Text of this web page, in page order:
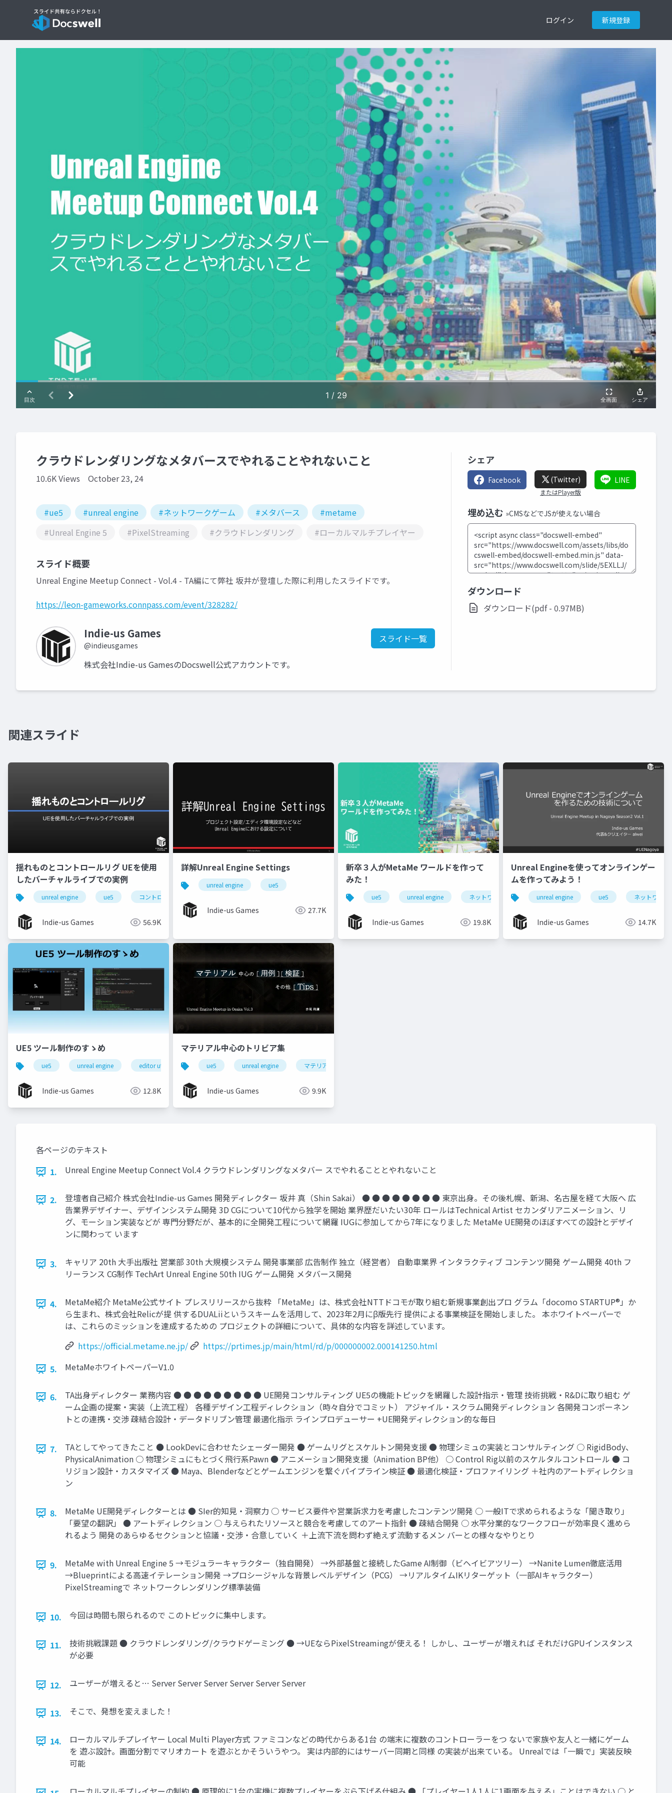
ログイン 新規登録
クラウドレンダリングなメタバースでやれることやれないこと
10.6K Views October 23, 24
#ue5 #unreal engine #ネットワークゲーム #メタバース
#metame
#Unreal Engine 5
#PixelStreaming #クラウドレンダリング #ローカルマルチプレイヤー
スライド概要
Unreal Engine Meetup Connect - Vol.4 - TA編にて弊社 坂井が登壇した際に利用したスライドです。
https://leon-gameworks.connpass.com/event/328282/
Indie-us Games
@indieusgames
スライド一覧
株式会社Indie-us GamesのDocswell公式アカウントです。
シェア
Facebook (Twitter)
またはPlayer版
LINE
埋め込む »CMSなどでJSが使えない場合
ダウンロード
ダウンロード(pdf - 0.97MB)
関連スライド
揺れものとコントロールリグ UEを使用
したバーチャルライブでの実例
unreal engine ue5 コントロールリグ
Indie-us Games 56.9K
詳解Unreal Engine Settings
unreal engine ue5
Indie-us Games 27.7K
新卒３⼈がMetaMe ワールドを作って
みた！
ue5 unreal engine ネットワークゲーム メタバース metame
Indie-us Games 19.8K
Unreal Engineを使ってオンラインゲー
ムを作ってみよう！
unreal engine ue5 ネットワーク
Indie-us Games 14.7K
UE5 ツール制作のすゝめ
ue5 unreal engine editor utility widget c++
Indie-us Games 12.8K
マテリアル中心のトリビア集
ue5 unreal engine マテリアル
Indie-us Games 9.9K
各ページのテキスト
1.
Unreal Engine Meetup Connect Vol.4 クラウドレンダリングなメタバー スでやれることとやれないこと
2.
登壇者自己紹介 株式会社Indie-us Games 開発ディレクター 坂井 真（Shin Sakai） ● ● ● ● ● ● ● ● 東京出身。その後札幌、新潟、名古屋を経て大阪へ 広
告業界デザイナー、デザインシステム開発 3D CGについて10代から独学を開始 業界歴だいたい30年 ロールはTechnical Artist セカンダリアニメーション、リ
グ、モーション実装などが 専門分野だが、基本的に全開発工程について網羅 IUGに参加してから7年になりました MetaMe UE開発のほぼすべての設計とデザイ
ンに関わって います
3.
キャリア 20th 大手出版社 営業部 30th 大規模システム 開発事業部 広告制作 独立（経営者） 自動車業界 インタラクティブ コンテンツ開発 ゲーム開発 40th フ
リーランス CG制作 TechArt Unreal Engine 50th IUG ゲーム開発 メタバース開発
4.
MetaMe紹介 MetaMe公式サイト プレスリリースから抜粋 「MetaMe」は、株式会社NTTドコモが取り組む新規事業創出プロ グラム「docomo STARTUP®」か
ら生まれ、株式会社Relicが提 供するDUALiiというスキームを活用して、2023年2月にβ版先行 提供による事業検証を開始しました。 本ホワイトペーパーで
は、これらのミッションを達成するための プロジェクトの詳細について、具体的な内容を詳述しています。
https://official.metame.ne.jp/
https://prtimes.jp/main/html/rd/p/000000002.000141250.html
5.
MetaMeホワイトペーパーV1.0
6.
TA出身ディレクター 業務内容 ● ● ● ● ● ● ● ● ● UE開発コンサルティング UE5の機能トピックを網羅した設計指示・管理 技術挑戦・R&Dに取り組む ゲ
ーム企画の提案・実装（上流工程） 各種デザイン工程ディレクション（時々自分でコミット） アジャイル・スクラム開発ディレクション 各開発コンポーネン
トとの連携・交渉 疎結合設計・データドリブン管理 最適化指示 ラインプロデューサー +UE開発ディレクション的な毎日
7.
TAとしてやってきたこと ● LookDevに合わせたシェーダー開発 ● ゲームリグとスケルトン開発支援 ● 物理シミュの実装とコンサルティング ○ RigidBody、
PhysicalAnimation ○ 物理シミュにもとづく飛行系Pawn ● アニメーション開発支援（Animation BP他） ○ Control Rig以前のスケルタルコントロール ● コ
リジョン設計・カスタマイズ ● Maya、Blenderなどとゲームエンジンを繋ぐパイプライン検証 ● 最適化検証・プロファイリング ＋社内のアートディレクショ
ン
8.
MetaMe UE開発ディレクターとは ● SIer的知見・洞察力 ○ サービス要件や営業訴求力を考慮したコンテンツ開発 ○ 一般ITで求められるような「聞き取り」
「要望の翻訳」 ● アートディレクション ○ 与えられたリソースと競合を考慮してのアート指針 ● 疎結合開発 ○ 水平分業的なワークフローが効率良く進めら
れるよう 開発のあらゆるセクションと協議・交渉・合意していく ＋上流下流を問わず絶えず流動するメン バーとの様々なやりとり
9.
MetaMe with Unreal Engine 5 →モジュラーキャラクター（独自開発） →外部基盤と接続したGame AI制御（ビヘイビアツリー） →Nanite Lumen徹底活用
→Blueprintによる高速イテレーション開発 →プロシージャルな背景レベルデザイン（PCG） →リアルタイムIKリターゲット（一部AIキャラクター）
PixelStreamingで ネットワークレンダリング標準装備
10. 今回は時間も限られるので このトピックに集中します。
11.
技術挑戦課題 ● クラウドレンダリング/クラウドゲーミング ● →UEならPixelStreamingが使える！ しかし、ユーザーが増えれば それだけGPUインスタンス
が必要
12. ユーザーが増えると… Server Server Server Server Server Server
13. そこで、発想を変えました！
14.
ローカルマルチプレイヤー Local Multi Player方式 ファミコンなどの時代からある1台 の端末に複数のコントローラーをつ ないで家族や友人と一緒にゲーム
を 遊ぶ設計。画面分割でマリオカート を遊ぶとかそういうやつ。 実は内部的にはサーバー同期と同様 の実装が出来ている。 Unrealでは「一瞬で」実装反映
可能